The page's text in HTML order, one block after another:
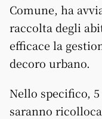
Comune, ha
raccolta degli
efficace la
decoro urbano.
Nello specifico,
saranno